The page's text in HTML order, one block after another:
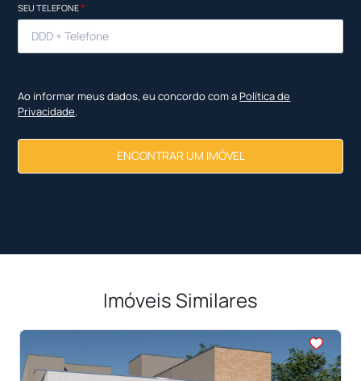
SEU TELEFONE*
Ao informar meus dados, eu concordo com a Política de
Privacidade.
ENCONTRAR UM IMÓVEL
Imóveis Similares
<